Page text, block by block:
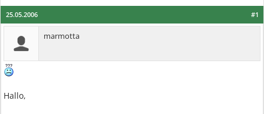
#1
25.05.2006
marmotta
Hallo,